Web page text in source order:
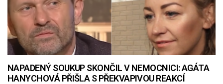
NAPADENÝ SOUKUP SKONČIL V NEMOCNICI: AGÁTA
HANYCHOVÁ PŘIŠLA S PŘEKVAPIVOU REAKCÍ